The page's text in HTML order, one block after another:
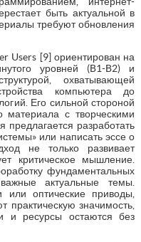
быть актуальной в
требуют обновления
Users [9] ориентирован на
уровней (B1-B2) и
охватывающей
компьютера до
Его сильной стороной
материала с творческими
разработать
или написать эссе о
не только развивает
критическое мышление.
фундаментальных
актуальные темы.
оптические приводы,
практическую значимость,
и ресурсы остаются без